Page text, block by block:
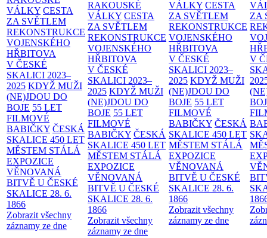
VÁLKY CESTA
ZA SVĚTLEM
REKONSTRUKCE
VOJENSKÉHO
HŘBITOVA
V ČESKÉ
SKALICI 2023–
2025 KDYŽ MUŽI
(NE)JDOU DO
BOJE 55 LET
FILMOVÉ
BABIČKY ČESKÁ
SKALICE 450 LET
MĚSTEM STÁLÁ
EXPOZICE
VĚNOVANÁ
BITVĚ U ČESKÉ
SKALICE 28. 6.
1866
Zobrazit všechny
záznamy ze dne
RAKOUSKÉ
VÁLKY CESTA
ZA SVĚTLEM
REKONSTRUKCE
VOJENSKÉHO
HŘBITOVA
V ČESKÉ
SKALICI 2023–
2025 KDYŽ MUŽI
(NE)JDOU DO
BOJE 55 LET
FILMOVÉ
BABIČKY ČESKÁ
SKALICE 450 LET
MĚSTEM STÁLÁ
EXPOZICE
VĚNOVANÁ
BITVĚ U ČESKÉ
SKALICE 28. 6.
1866
Zobrazit všechny
záznamy ze dne
VÁLKY CESTA
ZA SVĚTLEM
REKONSTRUKCE
VOJENSKÉHO
HŘBITOVA
V ČESKÉ
SKALICI 2023–
2025 KDYŽ MUŽI
(NE)JDOU DO
BOJE 55 LET
FILMOVÉ
BABIČKY ČESKÁ
SKALICE 450 LET
MĚSTEM STÁLÁ
EXPOZICE
VĚNOVANÁ
BITVĚ U ČESKÉ
SKALICE 28. 6.
1866
Zobrazit všechny
záznamy ze dne
ZA
V